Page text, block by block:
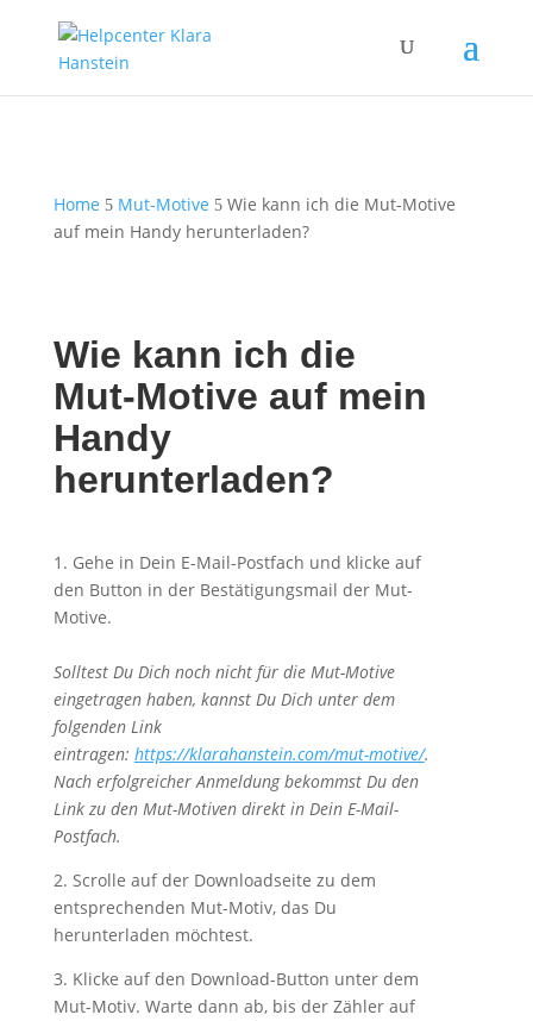
Home 5 Mut-Motive 5 Wie kann ich die Mut-Motive
auf mein Handy herunterladen?
Wie kann ich die
Mut-Motive auf mein
Handy
herunterladen?
1. Gehe in Dein E-Mail-Postfach und klicke auf
den Button in der Bestätigungsmail der Mut-
Motive.
Solltest Du Dich noch nicht für die Mut-Motive
eingetragen haben, kannst Du Dich unter dem
folgenden Link
eintragen: https://klarahanstein.com/mut-motive/.
Nach erfolgreicher Anmeldung bekommst Du den
Link zu den Mut-Motiven direkt in Dein E-Mail-
Postfach.
2. Scrolle auf der Downloadseite zu dem
entsprechenden Mut-Motiv, das Du
herunterladen möchtest.
3. Klicke auf den Download-Button unter dem
Mut-Motiv. Warte dann ab, bis der Zähler auf